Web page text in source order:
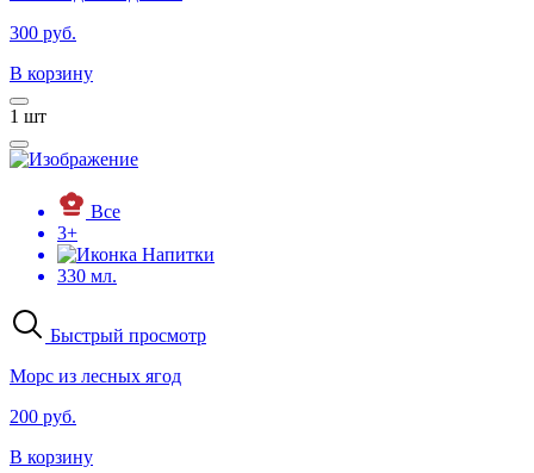
300 руб.
В корзину
1 шт
Все
3+
Напитки
330 мл.
Быстрый просмотр
Морс из лесных ягод
200 руб.
В корзину